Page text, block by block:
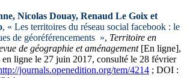
, Nicolas Douay, Renaud Le Goix et
, « Les territoires du réseau social facebook : le
de géoréférencements », Territoire en
de géographie et aménagement[En ligne],
en ligne le 27 juin 2017, consulté le 28 février
journals.openedition.org/tem/4214 ; DOI :